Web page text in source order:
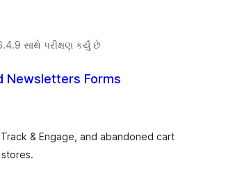
સાથે પરીક્ષણ કર્યું છે
Newsletters Forms
& Engage, and abandoned cart